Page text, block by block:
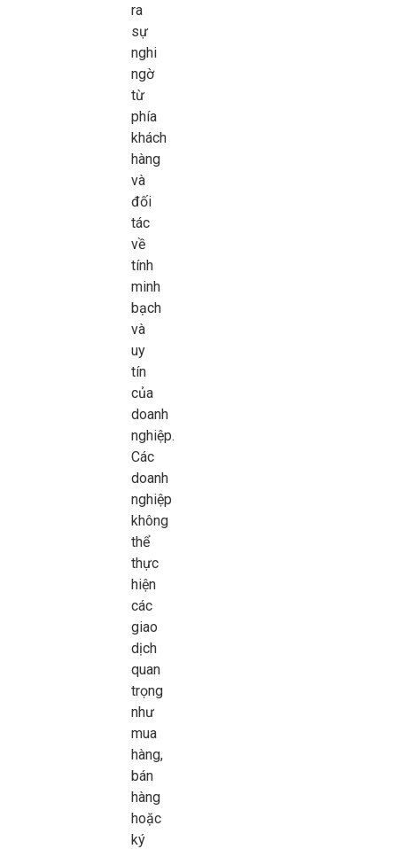
ra
sự
nghi
ngờ
từ
phía
khách
hàng
và
đối
tác
về
tính
minh
bạch
và
uy
tín
của
doanh
nghiệp.
Các
doanh
nghiệp
không
thể
thực
hiện
các
giao
dịch
quan
trọng
như
mua
hàng,
bán
hàng
hoặc
ký